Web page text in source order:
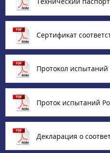
Сертификат
Протокол
Проток испытаний
Декларация о